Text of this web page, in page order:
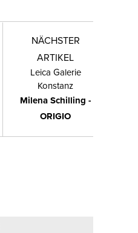
NÄCHSTER
ARTIKEL
Leica Galerie
Konstanz
Milena Schilling -
ORIGIO